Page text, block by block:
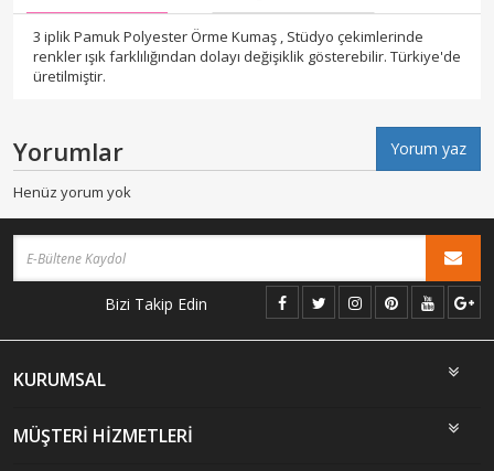
3 iplik Pamuk Polyester Örme Kumaş , Stüdyo çekimlerinde
renkler ışık farklılığından dolayı değişiklik gösterebilir. Türkiye'de
üretilmiştir.
Yorumlar Yorum yaz
Henüz yorum yok
Bizi Takip Edin
KURUMSAL
MÜŞTERİ HİZMETLERİ